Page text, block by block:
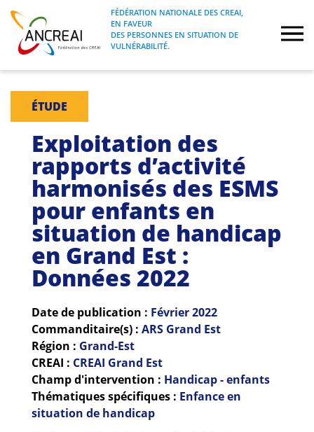
Skip
content
ANCREAI
FÉDÉRATION NATIONALE DES CREAI, EN
FAVEUR DES PERSONNES EN SITUATION
FÉDÉRATION NATIONALE DES CREAI,
EN FAVEUR
DES PERSONNES EN SITUATION DE
VULNÉRABILITÉ.
À propos
Journées nationales
Formations
Projets Fédéraux
Espace emploi
Guides et outils
Actualités
ARSENE
ÉTUDE
Exploitation des
rapports d’activité
harmonisés des ESMS
pour enfants en
situation de handicap
en Grand Est :
Données 2022
Date de publication : Février2022
Commanditaire(s) : ARS Grand Est
Région : Grand-Est
CREAI : CREAI Grand Est
Champ d'intervention : Handicap - enfants
Thématiques spécifiques : Enfance en
situation de handicap